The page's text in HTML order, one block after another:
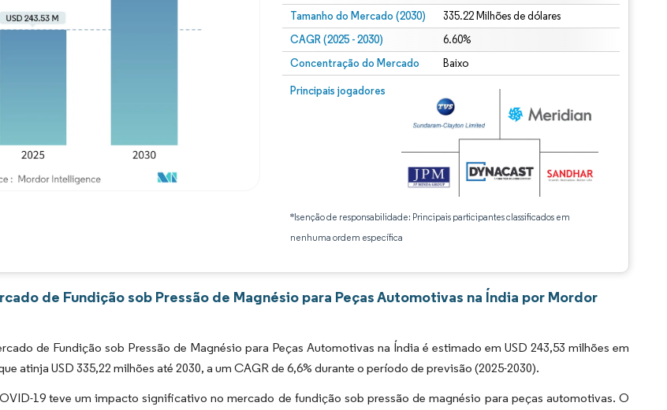
Tamanho do Mercado (2030) 335.22 Milhões de dólares
CAGR (2025 - 2030) 6.60%
Concentração do Mercado Baixo
Principais jogadores
*Isenção de responsabilidade: Principais participantes classificados em
nenhuma ordem específica
de Fundição sob Pressão de Magnésio para Peças Automotivas na Índia por Mordor
de Fundição sob Pressão de Magnésio para Peças Automotivas na Índia é estimado em USD 243,53 milhões em
atinja USD 335,22 milhões até 2030, a um CAGR de 6,6% durante o período de previsão (2025-2030).
19 teve um impacto significativo no mercado de fundição sob pressão de magnésio para peças automotivas. O